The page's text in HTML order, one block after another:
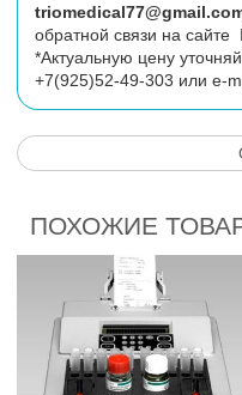
обратной связи на сайте
*Актуальную цену
+7(925)52-49-303 или e-
ПОХОЖИЕ